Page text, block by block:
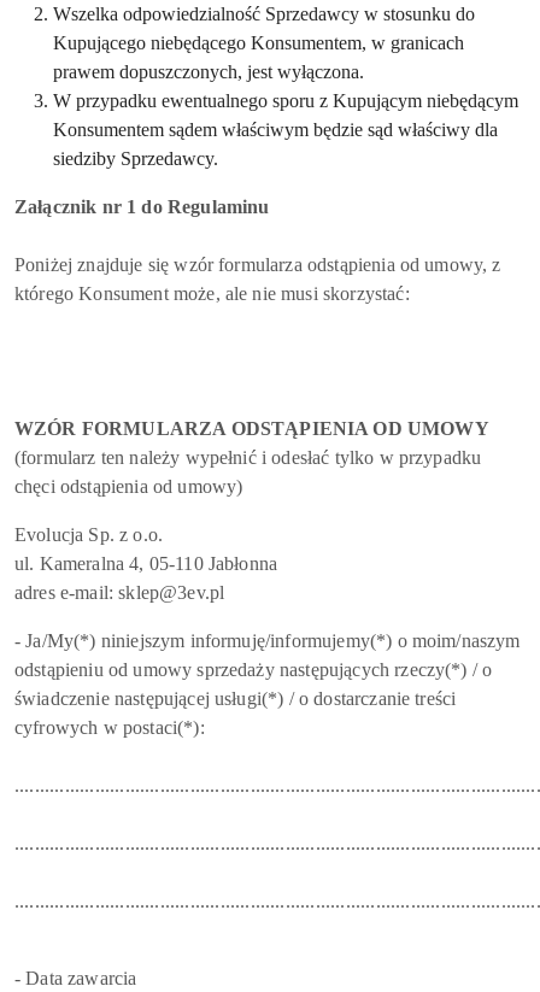
Wszelka odpowiedzialność Sprzedawcy w stosunku do
Kupującego niebędącego Konsumentem, w granicach
prawem dopuszczonych, jest wyłączona.
W przypadku ewentualnego sporu z Kupującym niebędącym
Konsumentem sądem właściwym będzie sąd właściwy dla
siedziby Sprzedawcy.
Załącznik nr 1 do Regulaminu
Poniżej znajduje się wzór formularza odstąpienia od umowy, z
którego Konsument może, ale nie musi skorzystać:
WZÓR FORMULARZA ODSTĄPIENIA OD UMOWY
(formularz ten należy wypełnić i odesłać tylko w przypadku
chęci odstąpienia od umowy)
Evolucja Sp. z o.o.
ul. Kameralna 4, 05-110 Jabłonna
adres e-mail: sklep@3ev.pl
- Ja/My(*) niniejszym informuję/informujemy(*) o moim/naszym
odstąpieniu od umowy sprzedaży następujących rzeczy(*) / o
świadczenie następującej usługi(*) / o dostarczanie treści
cyfrowych w postaci(*):
- Data zawarcia